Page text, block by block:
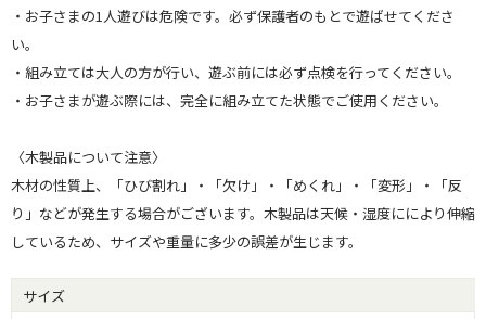
・お子さまの1人遊びは危険です。必ず保護者のもとで遊ばせてくださ
い。
・組み立ては大人の方が行い、遊ぶ前には必ず点検を行ってください。
・お子さまが遊ぶ際には、完全に組み立てた状態でご使用ください。
〈木製品について注意〉
木材の性質上、「ひび割れ」・「欠け」・「めくれ」・「変形」・「反
り」などが発生する場合がございます。木製品は天候・湿度ににより伸縮
しているため、サイズや重量に多少の誤差が生じます。
サイズ